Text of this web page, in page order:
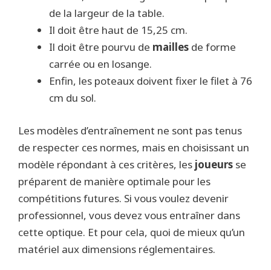
de la largeur de la table.
Il doit être haut de 15,25 cm.
Il doit être pourvu de mailles de forme
carrée ou en losange.
Enfin, les poteaux doivent fixer le filet à 76
cm du sol.
Les modèles d’entraînement ne sont pas tenus
de respecter ces normes, mais en choisissant un
modèle répondant à ces critères, les joueurs se
préparent de manière optimale pour les
compétitions futures. Si vous voulez devenir
professionnel, vous devez vous entraîner dans
cette optique. Et pour cela, quoi de mieux qu’un
matériel aux dimensions réglementaires.